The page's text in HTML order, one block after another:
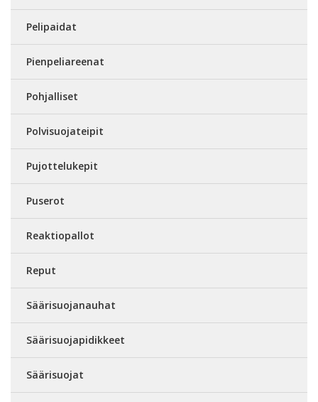
Pelipaidat
Pienpeliareenat
Pohjalliset
Polvisuojateipit
Pujottelukepit
Puserot
Reaktiopallot
Reput
Säärisuojanauhat
Säärisuojapidikkeet
Säärisuojat